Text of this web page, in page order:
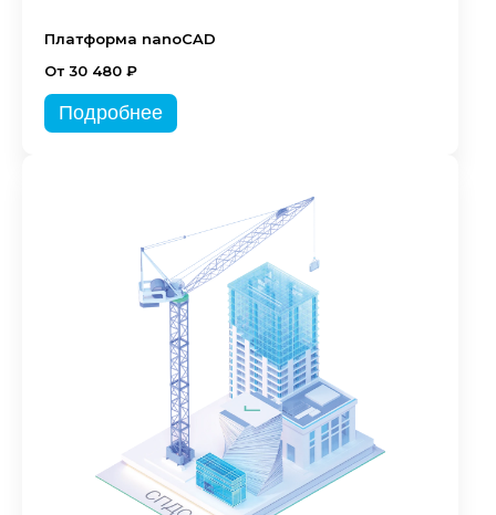
Платформа nanoCAD
От 30 480 ₽
Подробнее